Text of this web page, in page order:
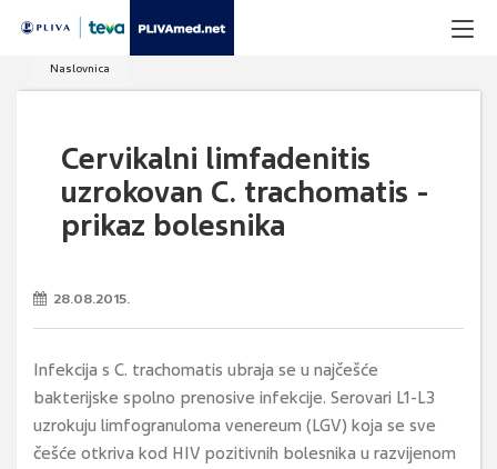
Naslovnica
Cervikalni limfadenitis
uzrokovan C. trachomatis -
prikaz bolesnika
28.08.2015.
Infekcija s C. trachomatis ubraja se u najčešće
bakterijske spolno prenosive infekcije. Serovari L1-L3
uzrokuju limfogranuloma venereum (LGV) koja se sve
češće otkriva kod HIV pozitivnih bolesnika u razvijenom